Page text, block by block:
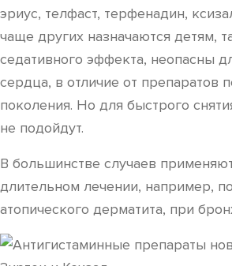
эриус, телфаст, терфенадин,
чаще других назначаются детям,
седативного эффекта, неопасны
сердца, в отличие от препаратов
поколения. Но для быстрого
не подойдут.
В большинстве случаев
длительном лечении, например,
атопического дерматита, при